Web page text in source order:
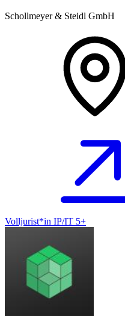
Schollmeyer & Steidl GmbH
Volljurist*in IP/IT 5+